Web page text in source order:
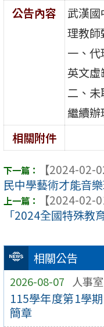
相關公告
2026-08-07 人事室
115學年度第1學
簡章
公告內容
武漢
理教師
一、
英文
二、
繼續辦
相關附件
【2024-02-
民中學藝術才能音
【2024-02-
「2024全國特殊教